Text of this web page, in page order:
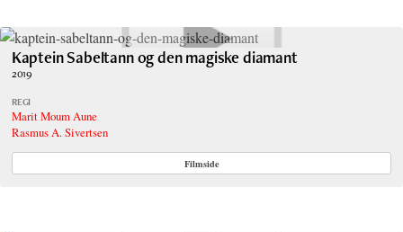
Kaptein Sabeltann og den magiske diamant
2019
REGI
Marit Moum Aune
Rasmus A. Sivertsen
Filmside